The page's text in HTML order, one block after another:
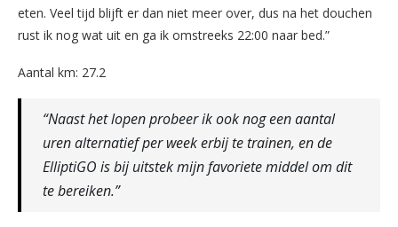
eten. Veel tijd blijft er dan niet meer over, dus na het douchen
rust ik nog wat uit en ga ik omstreeks 22:00 naar bed.”
Aantal km: 27.2
“Naast het lopen probeer ik ook nog een aantal
uren alternatief per week erbij te trainen, en de
ElliptiGO is bij uitstek mijn favoriete middel om dit
te bereiken.”